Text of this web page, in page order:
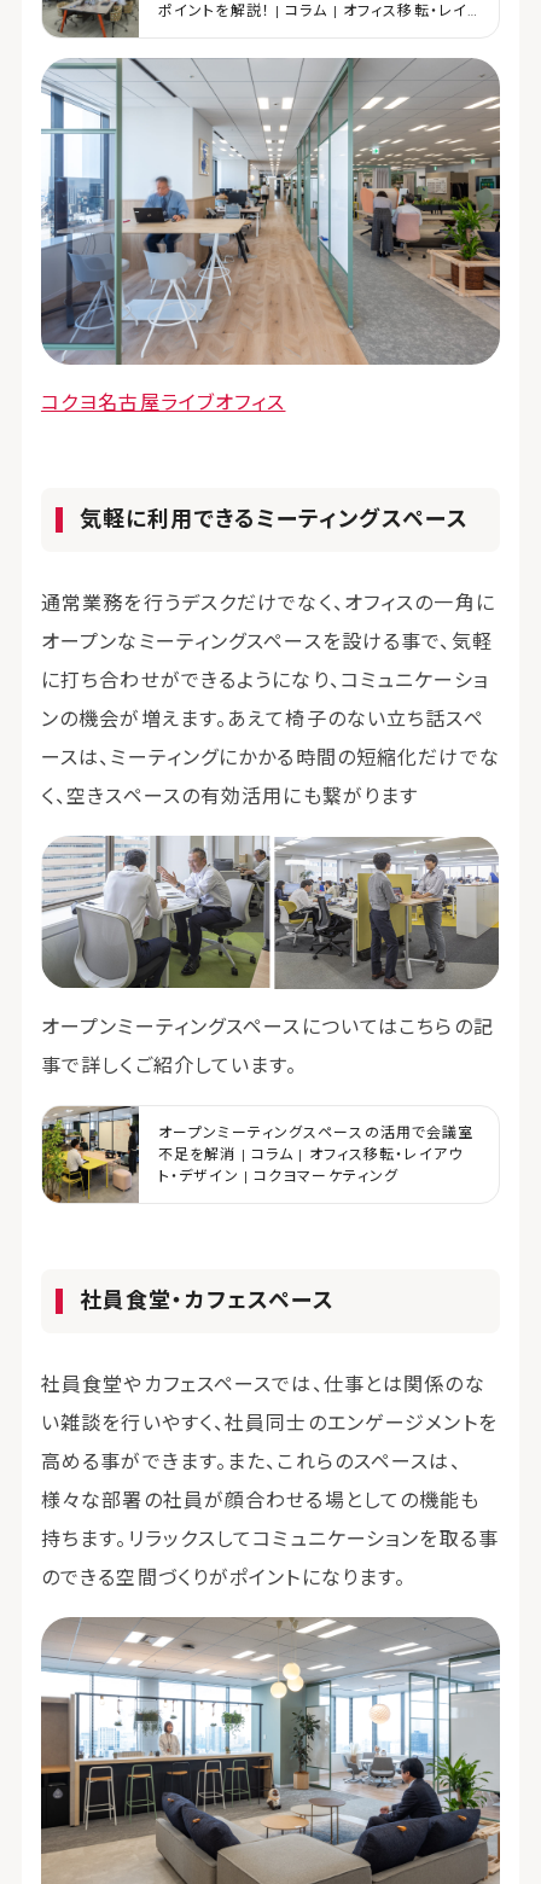
ポイントを解説！ | コラム | オフィス移転・レイ
コクヨ名古屋ライブオフィス
気軽に利用できるミーティングスペース
通常業務を行うデスクだけでなく、オフィスの一角に
オープンなミーティングスペースを設ける事で、気軽
に打ち合わせができるようになり、コミュニケーショ
ンの機会が増えます。あえて椅子のない立ち話スペ
ースは、ミーティングにかかる時間の短縮化だけでな
く、空きスペースの有効活用にも繋がります
オープンミーティングスペースについてはこちらの記
事で詳しくご紹介しています。
オープンミーティングスペースの活用で会議室
不足を解消 | コラム | オフィス移転・レイアウ
ト・デザイン | コクヨマーケティング
社員食堂・カフェスペース
社員食堂やカフェスペースでは、仕事とは関係のな
い雑談を行いやすく、社員同士のエンゲージメントを
高める事ができます。また、これらのスペースは、
様々な部署の社員が顔合わせる場としての機能も
持ちます。リラックスしてコミュニケーションを取る事
のできる空間づくりがポイントになります。